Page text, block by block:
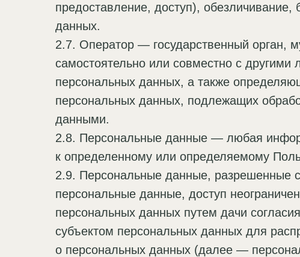
предоставление, доступ),
данных.
2.7. Оператор — государственный орган,
самостоятельно или совместно с
персональных данных, а также
персональных данных, подлежащих
данными.
2.8. Персональные данные — любая
к определенному или определяемому
2.9. Персональные данные, разрешенные
персональные данные, доступ
персональных данных путем дачи
субъектом персональных данных для
о персональных данных (далее —